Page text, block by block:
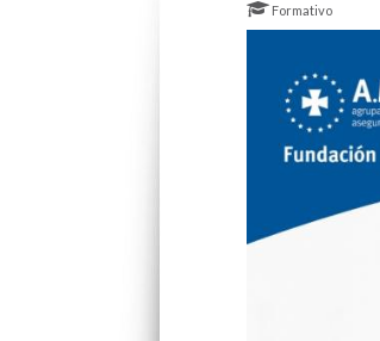
Formativo